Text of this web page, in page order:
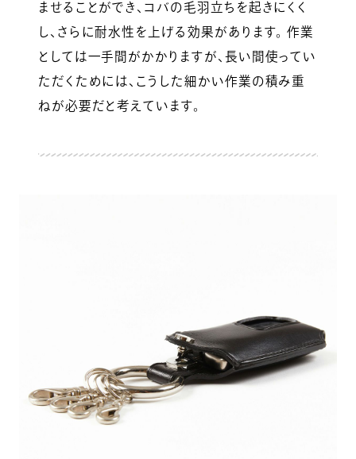
ませることができ、コバの毛羽立ちを起きにくく
し、さらに耐水性を上げる効果があります。 作業
としては一手間がかかりますが、長い間使ってい
ただくためには、こうした細かい作業の積み重
ねが必要だと考えています。